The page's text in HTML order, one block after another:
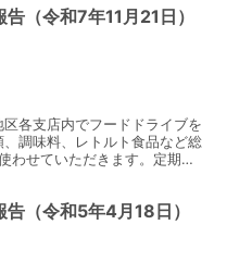
（令和7年11月21日）
各支店内でフードドライブを
調味料、レトルト食品など総
わせていただきます。定期的
告（令和5年4月18日）